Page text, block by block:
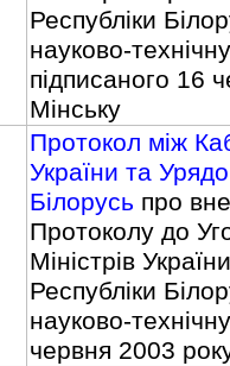
Республiки
науково-
пiдписаного 16
Мiнську
Протокол мiж
України та
Бiлорусь про
Протоколу до
Мiнiстрiв
Республiки
науково-
червня 2003